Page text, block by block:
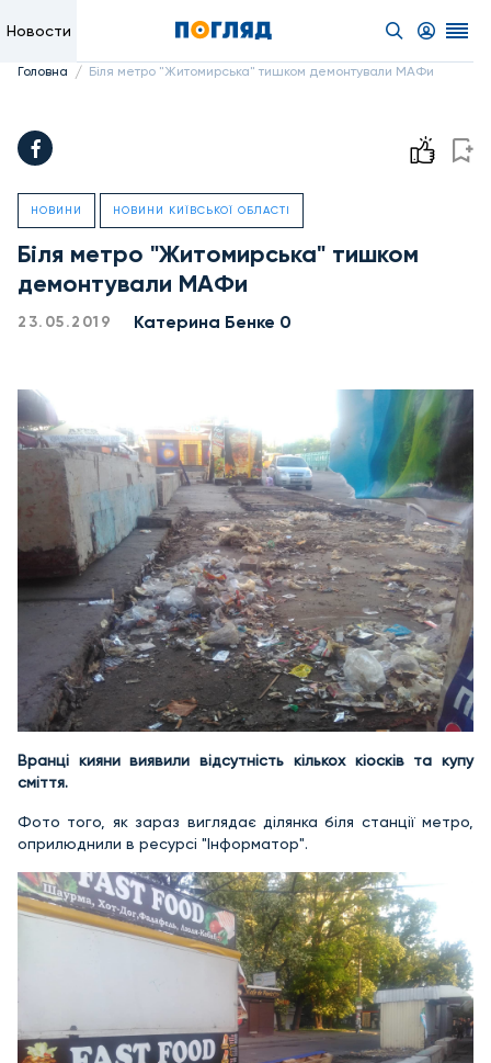
Новости
Головна / Біля метро "Житомирська" тишком демонтували МАФи
НОВИНИ НОВИНИ КИЇВСЬКОЇ ОБЛАСТІ
Біля метро "Житомирська" тишком
демонтували МАФи
23.05.2019 Катерина Бенке 0
Вранці кияни виявили відсутність кількох кіосків та купу
сміття.
Фото того, як зараз виглядає ділянка біля станції метро,
оприлюднили в ресурсі "Інформатор".